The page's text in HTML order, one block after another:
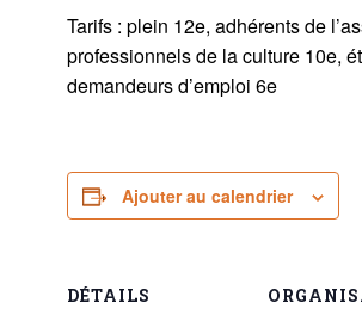
Tarifs : plein 12e, adhérents de
professionnels de la culture 10e,
demandeurs d’emploi 6e
Ajouter au calendrier
DÉTAILS